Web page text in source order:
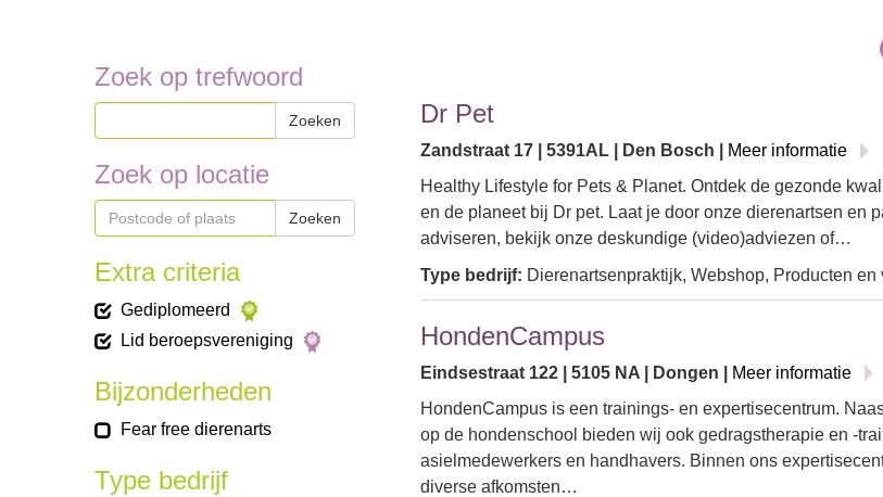
Zoek op trefwoord
Zoeken
Zoek op locatie
Zoeken
Extra criteria
Gediplomeerd
Lid beroepsvereniging
Bijzonderheden
Fear free dierenarts
Type bedrijf
Dr Pet
Zandstraat 17 | 5391AL | Den Bosch |
Meer informatie
Healthy Lifestyle for Pets & Planet. Ontdek de gezonde
en de planeet bij Dr pet. Laat je door onze dierenartsen en
adviseren, bekijk onze deskundige (video)adviezen of…
Type bedrijf: Dierenartsenpraktijk, Webshop, Producten en
HondenCampus
Eindsestraat 122 | 5105 NA | Dongen |
Meer informatie
HondenCampus is een trainings- en expertisecentrum.
op de hondenschool bieden wij ook gedragstherapie en -
asielmedewerkers en handhavers. Binnen ons
diverse afkomsten…